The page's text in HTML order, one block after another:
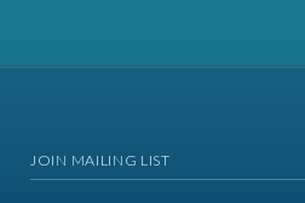
JOIN MAILING LIST